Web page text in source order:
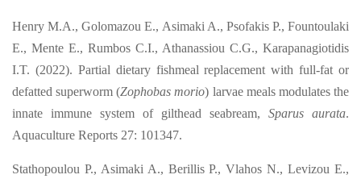
Henry M.A., Golomazou E., Asimaki A., Psofakis P., Fountoulaki
E., Mente E., Rumbos C.I., Athanassiou C.G., Karapanagiotidis
I.T. (2022). Partial dietary fishmeal replacement with full-fat or
defatted superworm (Zophobas morio) larvae meals modulates the
innate immune system of gilthead seabream, Sparus aurata.
Aquaculture Reports 27: 101347.
Stathopoulou P., Asimaki A., Berillis P., Vlahos N., Levizou E.,